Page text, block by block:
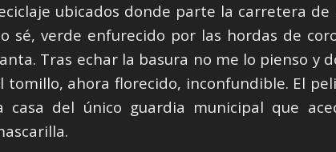
ubicados donde parte la carretera
sé, verde enfurecido por las hordas de
Tras echar la basura no me lo pienso
tomillo, ahora florecido, inconfundible. El
casa del único guardia municipal que